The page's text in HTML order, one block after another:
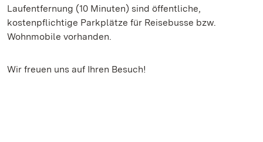
Laufentfernung (10 Minuten) sind öffentliche,
kostenpflichtige Parkplätze für Reisebusse bzw.
Wohnmobile vorhanden.
Wir freuen uns auf Ihren Besuch!